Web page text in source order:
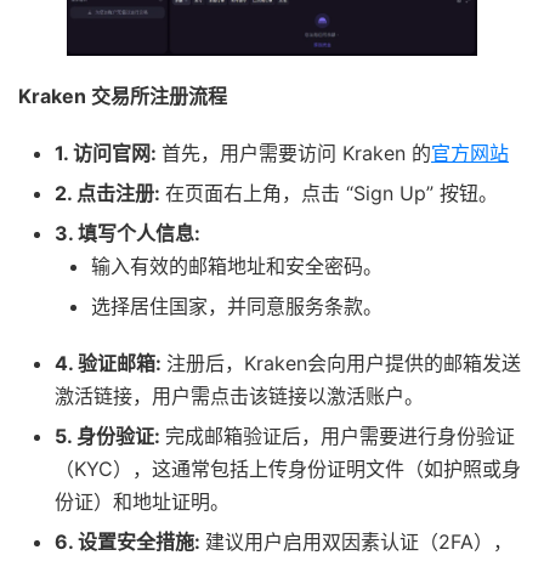
Kraken 交易所注册流程
1. 访问官网: 首先，用户需要访问 Kraken 的官方网站
2. 点击注册: 在页面右上角，点击 “Sign Up” 按钮。
3. 填写个人信息:
输入有效的邮箱地址和安全密码。
选择居住国家，并同意服务条款。
4. 验证邮箱: 注册后，Kraken会向用户提供的邮箱发送
激活链接，用户需点击该链接以激活账户。
5. 身份验证: 完成邮箱验证后，用户需要进行身份验证
（KYC），这通常包括上传身份证明文件（如护照或身
份证）和地址证明。
6. 设置安全措施: 建议用户启用双因素认证（2FA），